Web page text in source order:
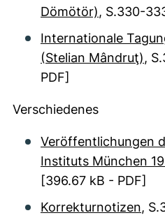
Dömötör), S.330-
Internationale
(Stelian Mândruţ),
PDF]
Verschiedenes
Veröffentlichungen
Instituts München
[396.67 kB - PDF]
Korrekturnotizen,